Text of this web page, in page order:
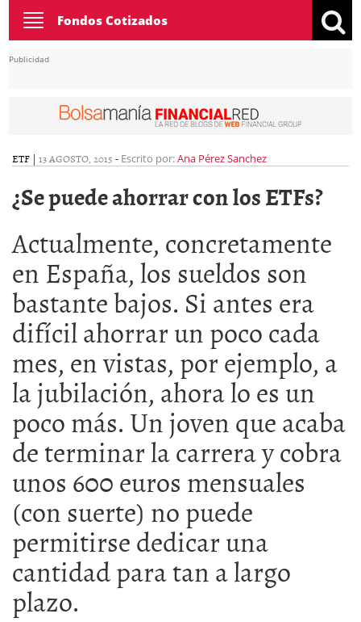
Toggle
navigation
Fondos Cotizados
Publicidad
ETF | 13 AGOSTO, 2015 - Escrito por:Ana Pérez Sanchez
¿Se puede ahorrar con los ETFs?
Actualmente, concretamente
en España, los sueldos son
bastante bajos. Si antes era
difícil ahorrar un poco cada
mes, en vistas, por ejemplo, a
la jubilación, ahora lo es un
poco más. Un joven que acaba
de terminar la carrera y cobra
unos 600 euros mensuales
(con suerte) no puede
permitirse dedicar una
cantidad para tan a largo
plazo.